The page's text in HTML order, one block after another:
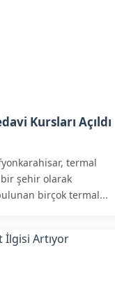
Kursları Açıldı
termal
şehir olarak
birçok termal...